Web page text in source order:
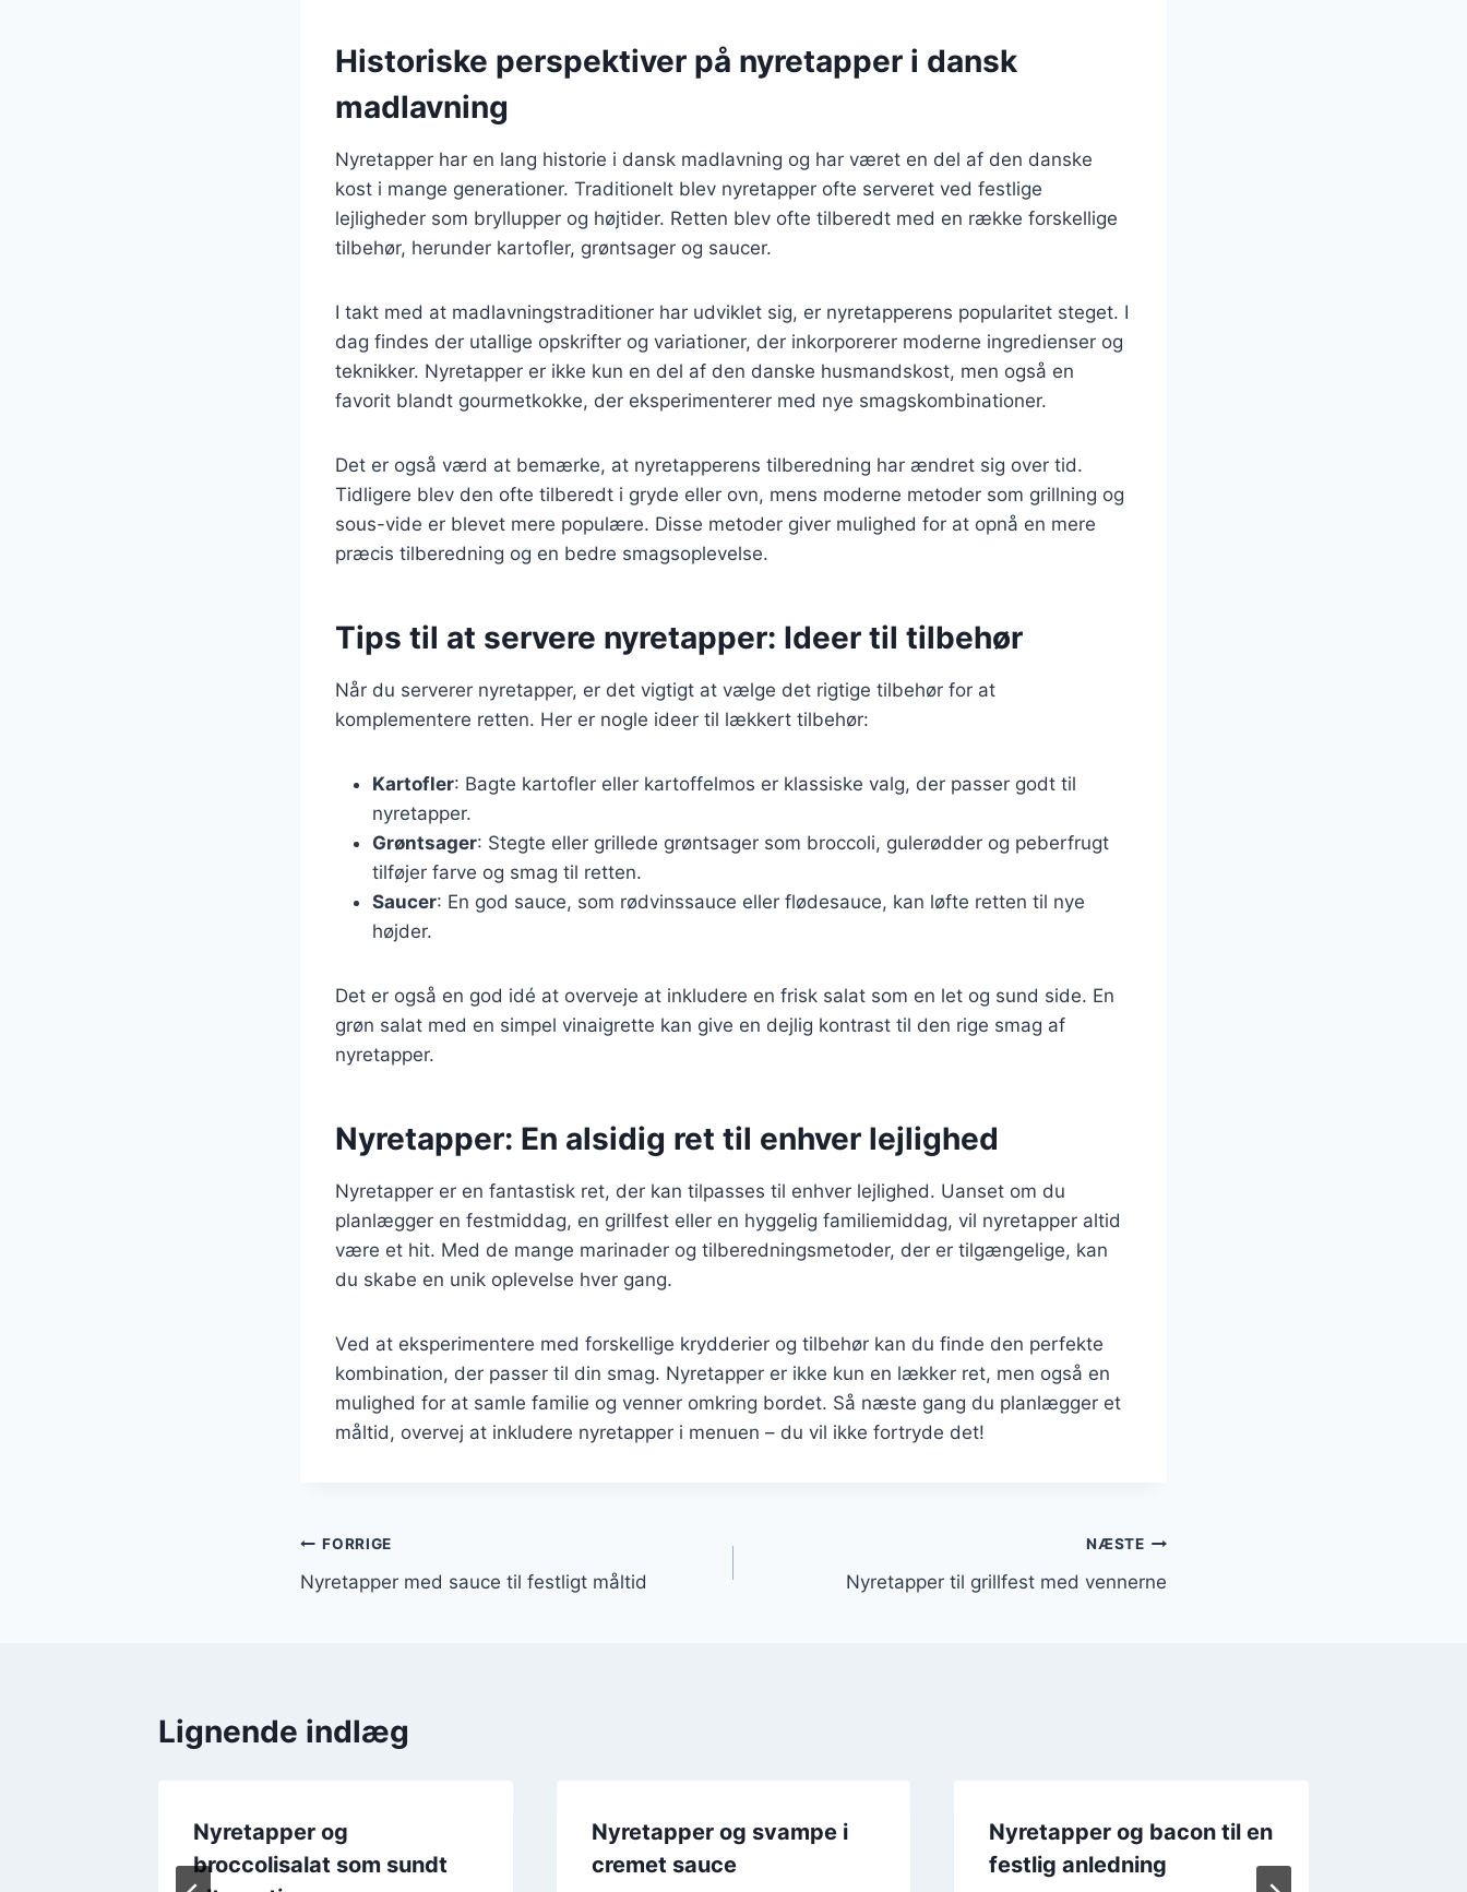
Historiske perspektiver på nyretapper i dansk
madlavning
Nyretapper har en lang historie i dansk madlavning og har været en del af den danske
kost i mange generationer. Traditionelt blev nyretapper ofte serveret ved festlige
lejligheder som bryllupper og højtider. Retten blev ofte tilberedt med en række forskellige
tilbehør, herunder kartofler, grøntsager og saucer.
I takt med at madlavningstraditioner har udviklet sig, er nyretapperens popularitet steget. I
dag findes der utallige opskrifter og variationer, der inkorporerer moderne ingredienser og
teknikker. Nyretapper er ikke kun en del af den danske husmandskost, men også en
favorit blandt gourmetkokke, der eksperimenterer med nye smagskombinationer.
Det er også værd at bemærke, at nyretapperens tilberedning har ændret sig over tid.
Tidligere blev den ofte tilberedt i gryde eller ovn, mens moderne metoder som grillning og
sous-vide er blevet mere populære. Disse metoder giver mulighed for at opnå en mere
præcis tilberedning og en bedre smagsoplevelse.
Tips til at servere nyretapper: Ideer til tilbehør
Når du serverer nyretapper, er det vigtigt at vælge det rigtige tilbehør for at
komplementere retten. Her er nogle ideer til lækkert tilbehør:
Kartofler: Bagte kartofler eller kartoffelmos er klassiske valg, der passer godt til
nyretapper.
Grøntsager: Stegte eller grillede grøntsager som broccoli, gulerødder og peberfrugt
tilføjer farve og smag til retten.
Saucer: En god sauce, som rødvinssauce eller flødesauce, kan løfte retten til nye
højder.
Det er også en god idé at overveje at inkludere en frisk salat som en let og sund side. En
grøn salat med en simpel vinaigrette kan give en dejlig kontrast til den rige smag af
nyretapper.
Nyretapper: En alsidig ret til enhver lejlighed
Nyretapper er en fantastisk ret, der kan tilpasses til enhver lejlighed. Uanset om du
planlægger en festmiddag, en grillfest eller en hyggelig familiemiddag, vil nyretapper altid
være et hit. Med de mange marinader og tilberedningsmetoder, der er tilgængelige, kan
du skabe en unik oplevelse hver gang.
Ved at eksperimentere med forskellige krydderier og tilbehør kan du finde den perfekte
kombination, der passer til din smag. Nyretapper er ikke kun en lækker ret, men også en
mulighed for at samle familie og venner omkring bordet. Så næste gang du planlægger et
måltid, overvej at inkludere nyretapper i menuen – du vil ikke fortryde det!
Indlægsnavigation
FORRIGE
Nyretapper med sauce til festligt måltid
NÆSTE
Nyretapper til grillfest med vennerne
Lignende indlæg
Nyretapper og
broccolisalat som sundt
Nyretapper og svampe i
cremet sauce
Nyretapper og bacon til en
festlig anledning